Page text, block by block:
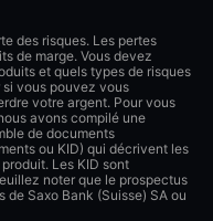
des risques. Les pertes
de marge. Vous devez
et quels types de risques
vous pouvez vous
votre argent. Pour vous
avons compilé une
de documents
ou KID) qui décrivent les
Les KID sont
noter que le prospectus
Saxo Bank (Suisse) SA ou